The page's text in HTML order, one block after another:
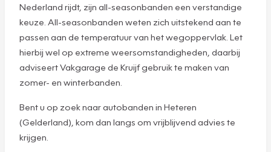
Nederland rijdt, zijn all-seasonbanden een verstandige
keuze. All-seasonbanden weten zich uitstekend aan te
passen aan de temperatuur van het wegoppervlak. Let
hierbij wel op extreme weersomstandigheden, daarbij
adviseert Vakgarage de Kruijf gebruik te maken van
zomer- en winterbanden.
Bent u op zoek naar autobanden in Heteren
(Gelderland), kom dan langs om vrijblijvend advies te
krijgen.